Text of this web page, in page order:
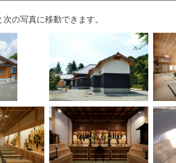
の写真に移動できます。